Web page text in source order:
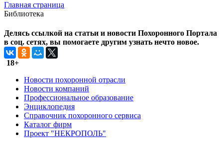
Главная страница
Библиотека
Делясь ссылкой на статьи и новости Похоронного Портала
в соц. сетях, вы помогаете другим узнать нечто новое.
18+
Новости похоронной отрасли
Новости компаний
Профессиональное образование
Энциклопедия
Справочник похоронного сервиса
Каталог фирм
Проект "НЕКРОПОЛЬ"